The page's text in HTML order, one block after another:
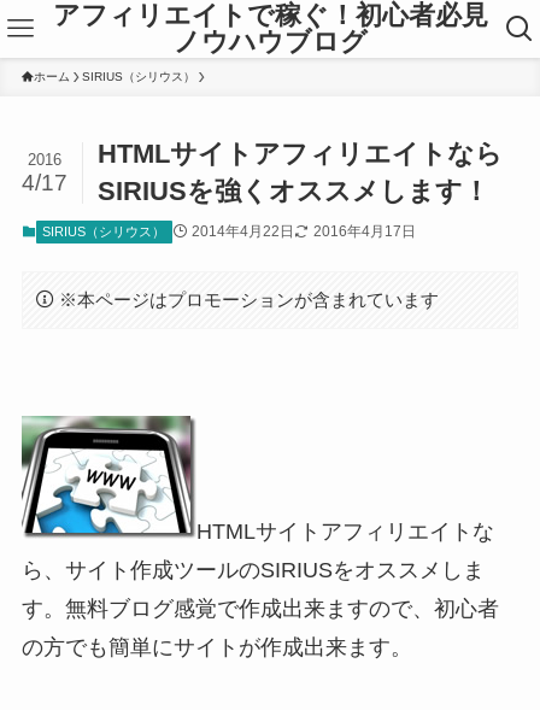
アフィリエイトで稼ぐ！初心者必見
ノウハウブログ
ホーム SIRIUS（シリウス）
HTMLサイトアフィリエイトなら
SIRIUSを強くオススメします！
2016
4/17
SIRIUS（シリウス） 2014年4月22日 2016年4月17日
※本ページはプロモーションが含まれています
HTMLサイトアフィリエイトな
ら、サイト作成ツールのSIRIUSをオススメしま
す。無料ブログ感覚で作成出来ますので、初心者
の方でも簡単にサイトが作成出来ます。